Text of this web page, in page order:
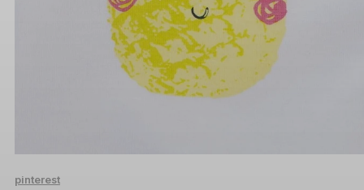
pinterest